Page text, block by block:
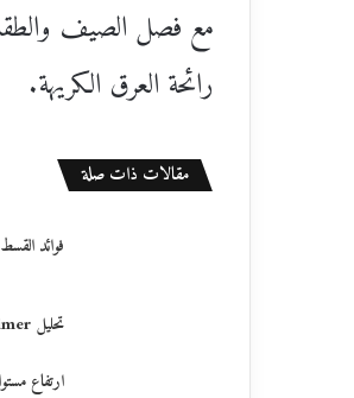
مع فصل الصيف
رائحة العرق الكريهة.
مقالات ذات صلة
فوائد
ارتفاع